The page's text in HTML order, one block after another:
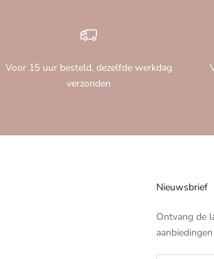
Voor 15 uur besteld, dezelfde werkdag
verzonden
Nieuwsbrief
Ontvang de